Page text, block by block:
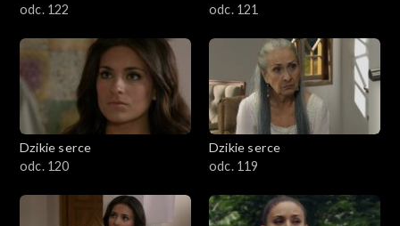
odc. 122
odc. 121
Dzikie serce
odc. 120
Dzikie serce
odc. 119